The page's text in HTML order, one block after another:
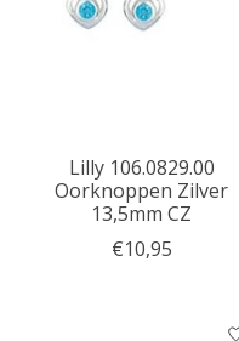
Lilly 106.0829.00
Oorknoppen Zilver
13,5mm CZ
€10,95